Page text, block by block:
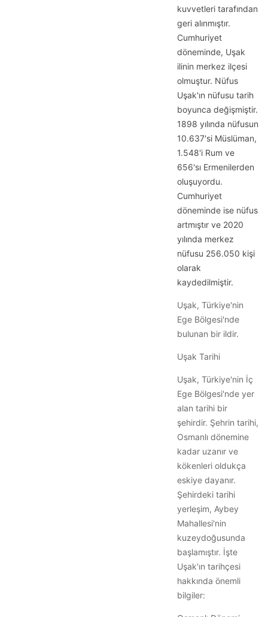
kuvvetleri tarafından
geri alınmıştır.
Cumhuriyet
döneminde, Uşak
ilinin merkez ilçesi
olmuştur. Nüfus
Uşak'ın nüfusu tarih
boyunca değişmiştir.
1898 yılında nüfusun
10.637'si Müslüman,
1.548'i Rum ve
656'sı Ermenilerden
oluşuyordu.
Cumhuriyet
döneminde ise nüfus
artmıştır ve 2020
yılında merkez
nüfusu 256.050 kişi
olarak
kaydedilmiştir.
Uşak, Türkiye'nin
Ege Bölgesi'nde
bulunan bir ildir.
Uşak Tarihi
Uşak, Türkiye'nin İç
Ege Bölgesi'nde yer
alan tarihi bir
şehirdir. Şehrin tarihi,
Osmanlı dönemine
kadar uzanır ve
kökenleri oldukça
eskiye dayanır.
Şehirdeki tarihi
yerleşim, Aybey
Mahallesi'nin
kuzeydoğusunda
başlamıştır. İşte
Uşak'ın tarihçesi
hakkında önemli
bilgiler: